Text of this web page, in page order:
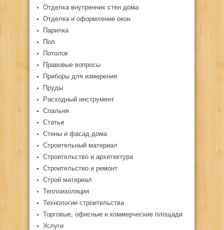
Отделка внутренних стен дома
Отделка и оформление окон
Парилка
Пол
Потолок
Правовые вопросы
Приборы для измерения
Пруды
Расходный инструмент
Спальня
Статьи
Стены и фасад дома
Строительный материал
Строительство и архитектура
Строительство и ремонт
Строй материал
Теплоизоляция
Технологии строительства
Торговые, офисные и коммерческие площади
Услуги